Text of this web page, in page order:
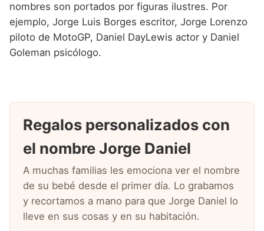
nombres son portados por figuras ilustres. Por
ejemplo, Jorge Luis Borges escritor, Jorge Lorenzo
piloto de MotoGP, Daniel DayLewis actor y Daniel
Goleman psicólogo.
Regalos personalizados con
el nombre Jorge Daniel
A muchas familias les emociona ver el nombre
de su bebé desde el primer día. Lo grabamos
y recortamos a mano para que Jorge Daniel lo
lleve en sus cosas y en su habitación.